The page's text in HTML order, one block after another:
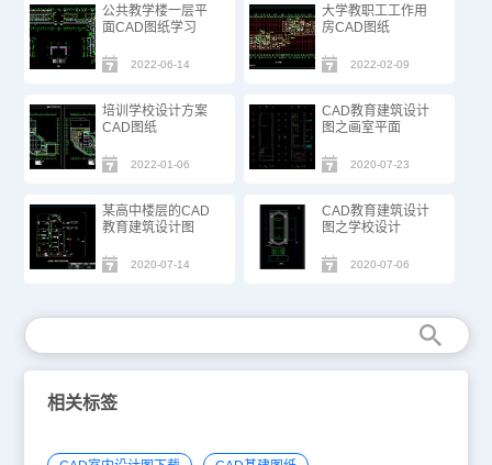
公共教学楼一层平
面CAD图纸学习
2022-06-14
大学教职工工作用
房CAD图纸
2022-02-09
培训学校设计方案
CAD图纸
2022-01-06
CAD教育建筑设计
图之画室平面
2020-07-23
某高中楼层的CAD
教育建筑设计图
2020-07-14
CAD教育建筑设计
图之学校设计
2020-07-06
相关标签